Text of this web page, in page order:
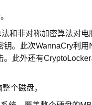
非对称加密算法对电
。此次WannaCry利
。此外还有
个磁盘。